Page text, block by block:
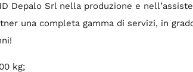
Depalo Srl nella produzione e
una completa gamma di servizi, in
kg;